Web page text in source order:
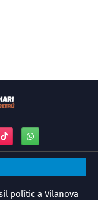
polític a Vilanova